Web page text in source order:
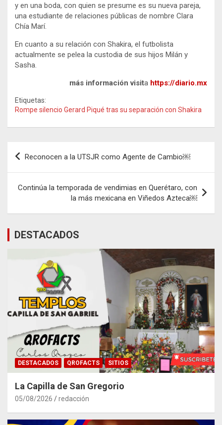
y en una boda, con quien se presume es su nueva pareja,
una estudiante de relaciones públicas de nombre Clara
Chía Marí.
En cuanto a su relación con Shakira, el futbolista
actualmente se pelea la custodia de sus hijos Milán y
Sasha.
más información visita https://diario.mx
Etiquetas:
Rompe silencio Gerard Piqué tras su separación con Shakira
Navegación
de
Reconocen a la UTSJR como Agente de Cambio￼
Continúa la temporada de vendimias en Querétaro, con
la más mexicana en Viñedos Azteca￼
DESTACADOS
DESTACADOS QROFACTS SITIOS
La Capilla de San Gregorio
05/08/2026 redacción